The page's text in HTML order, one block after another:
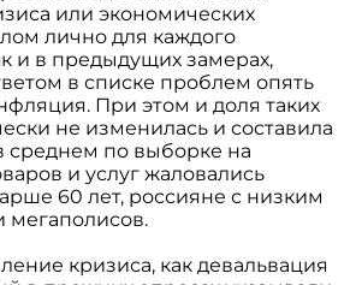
или экономических
лично для каждого
и в предыдущих замерах,
в списке проблем опять
При этом и доля таких
не изменилась и составила
среднем по выборке на
и услуг жаловались
60 лет, россияне с низким
мегаполисов.
кризиса, как девальвация